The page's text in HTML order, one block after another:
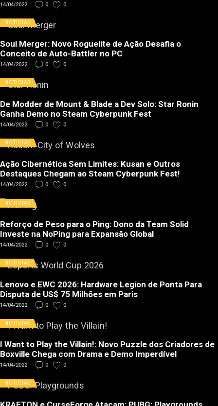
14/04/2022 0 0
NOTÍCIAS
Soul Merger: Novo Roguelite de Ação Desafia o
Conceito de Auto-Battler no PC
14/04/2022 0 0
NOTÍCIAS
De Modder de Mount & Blade a Dev Solo: Star Ronin
Ganha Demo no Steam Cyberpunk Fest
14/04/2022 0 0
NOTÍCIAS
Ação Cibernética Sem Limites: Kusan e Outros
Destaques Chegam ao Steam Cyberpunk Fest!
14/04/2022 0 0
NOTÍCIAS
Reforço de Peso para o Ping: Dono da Team Solid
Investe na NoPing para Expansão Global
14/04/2022 0 0
NOTÍCIAS
Lenovo e EWC 2026: Hardware Legion de Ponta Para
Disputa de US$ 75 Milhões em Paris
14/04/2022 0 0
NOTÍCIAS
I Want to Play the Villain!: Novo Puzzle dos Criadores de
Boxville Chega com Drama e Demo Imperdível
14/04/2022 0 0
NOTÍCIAS